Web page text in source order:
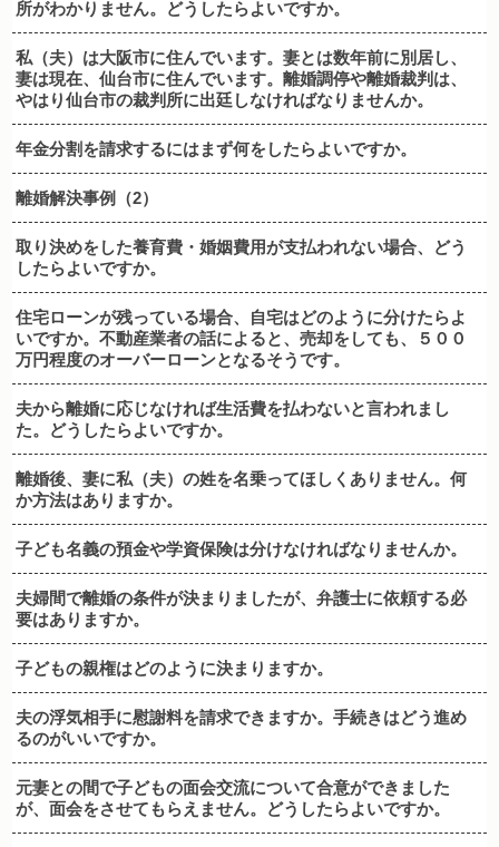
所がわかりません。どうしたらよいですか。
私（夫）は大阪市に住んでいます。妻とは数年前に別居し、
妻は現在、仙台市に住んでいます。離婚調停や離婚裁判は、
やはり仙台市の裁判所に出廷しなければなりませんか。
年金分割を請求するにはまず何をしたらよいですか。
離婚解決事例（2）
取り決めをした養育費・婚姻費用が支払われない場合、どう
したらよいですか。
住宅ローンが残っている場合、自宅はどのように分けたらよ
いですか。不動産業者の話によると、売却をしても、５００
万円程度のオーバーローンとなるそうです。
夫から離婚に応じなければ生活費を払わないと言われまし
た。どうしたらよいですか。
離婚後、妻に私（夫）の姓を名乗ってほしくありません。何
か方法はありますか。
子ども名義の預金や学資保険は分けなければなりませんか。
夫婦間で離婚の条件が決まりましたが、弁護士に依頼する必
要はありますか。
子どもの親権はどのように決まりますか。
夫の浮気相手に慰謝料を請求できますか。手続きはどう進め
るのがいいですか。
元妻との間で子どもの面会交流について合意ができました
が、面会をさせてもらえません。どうしたらよいですか。